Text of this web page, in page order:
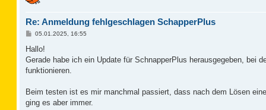
Re: Anmeldung fehlgeschlagen SchapperPlus
B
i
r
a
05.01.2025, 16:55
Hallo!
Gerade habe ich ein Update für SchnapperPlus herausgegeben, bei
funktionieren.
Beim testen ist es mir manchmal passiert, dass nach dem Lösen
ging es aber immer.